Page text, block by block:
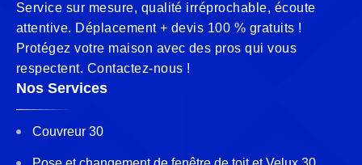
Service sur mesure, qualité irréprochable, écoute
attentive. Déplacement + devis 100 % gratuits !
Protégez votre maison avec des pros qui vous
respectent. Contactez-nous !
Nos Services
Couvreur 30